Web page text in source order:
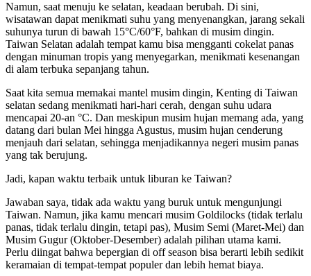
Namun, saat menuju ke selatan, keadaan berubah. Di sini,
wisatawan dapat menikmati suhu yang menyenangkan, jarang sekali
suhunya turun di bawah 15°C/60°F, bahkan di musim dingin.
Taiwan Selatan adalah tempat kamu bisa mengganti cokelat panas
dengan minuman tropis yang menyegarkan, menikmati kesenangan
di alam terbuka sepanjang tahun.
Saat kita semua memakai mantel musim dingin, Kenting di Taiwan
selatan sedang menikmati hari-hari cerah, dengan suhu udara
mencapai 20-an °C. Dan meskipun musim hujan memang ada, yang
datang dari bulan Mei hingga Agustus, musim hujan cenderung
menjauh dari selatan, sehingga menjadikannya negeri musim panas
yang tak berujung.
Jadi, kapan waktu terbaik untuk liburan ke Taiwan?
Jawaban saya, tidak ada waktu yang buruk untuk mengunjungi
Taiwan. Namun, jika kamu mencari musim Goldilocks (tidak terlalu
panas, tidak terlalu dingin, tetapi pas), Musim Semi (Maret-Mei) dan
Musim Gugur (Oktober-Desember) adalah pilihan utama kami.
Perlu diingat bahwa bepergian di off season bisa berarti lebih sedikit
keramaian di tempat-tempat populer dan lebih hemat biaya.